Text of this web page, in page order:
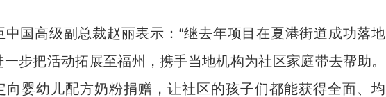
高级副总裁赵丽表示：“继去年项目在夏港街道成功落地
一步把活动拓展至福州，携手当地机构为社区家庭带去帮助。
向婴幼儿配方奶粉捐赠，让社区的孩子们都能获得全面、均